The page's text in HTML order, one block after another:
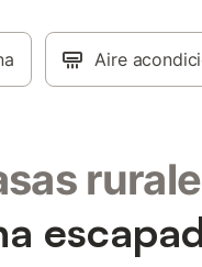
Aire